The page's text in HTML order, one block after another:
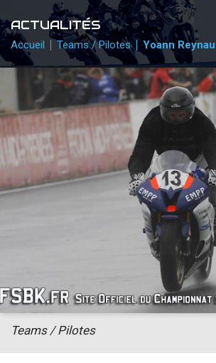
PHOTOS / WEB TV
PARTENAIRES
PRESSE
PRESSE
accéder à la billetterie
ACTUALITÉS
Accueil Teams / Pilotes Yoann
Teams / Pilotes